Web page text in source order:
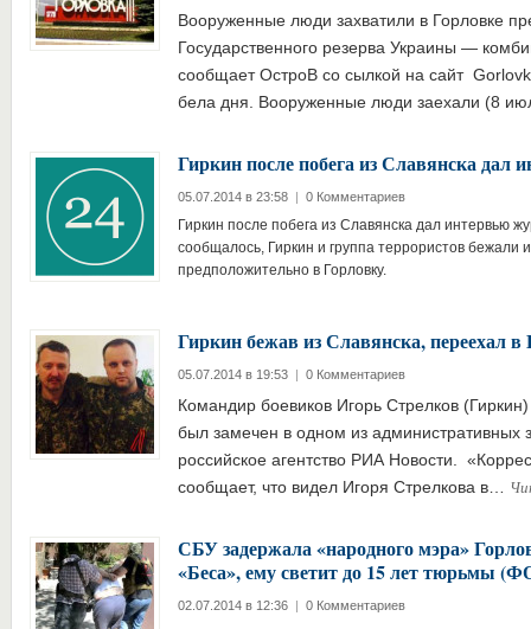
Вооруженные люди захватили в Горловке
Государственного резерва Украины —
сообщает ОстроВ со сылкой на сайт
бела дня. Вооруженные люди заехали (8
Гиркин после побега из Славянска
05.07.2014 в 23:58 | 0 Комментариев
Гиркин после побега из Славянска дал интервью
сообщалось, Гиркин и группа террористов бежали
предположительно в Горловку.
Гиркин бежав из Славянска, переехал в
05.07.2014 в 19:53 | 0 Комментариев
Командир боевиков Игорь Стрелков
был замечен в одном из
российское агентство РИА Новости.
сообщает, что видел Игоря Стрелкова в…
СБУ задержала «народного мэра»
«Беса», ему светит до 15 лет тюрьмы
02.07.2014 в 12:36 | 0 Комментариев